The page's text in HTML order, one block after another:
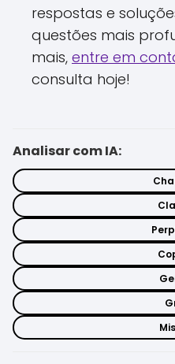
respostas e
questões mais
mais, entre em
consulta hoje!
Analisar com IA: